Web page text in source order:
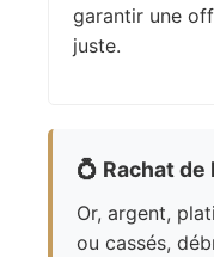
garantir une
juste.
💍 Rachat de
Or, argent,
ou cassés,